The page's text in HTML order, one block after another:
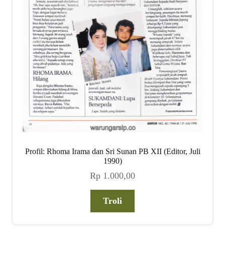
Profil: Rhoma Irama dan Sri Sunan PB XII (Editor, Juli
1990)
Rp 1.000,00
Troli